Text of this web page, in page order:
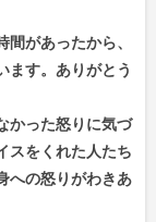
があったから、
ます。ありがとう
かった怒りに気づ
スをくれた人たち
への怒りがわきあ